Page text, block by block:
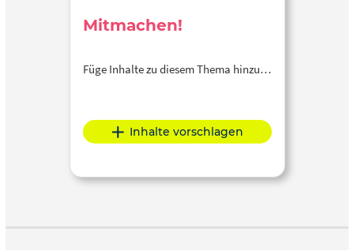
Mitmachen!
Füge Inhalte zu diesem Thema hinzu…
Inhalte vorschlagen